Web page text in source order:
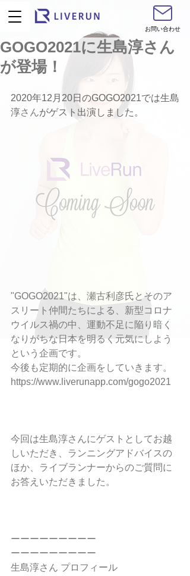
お問い合わせ
GOGO2021に生島淳さん
が登場！
2020年12月20日のGOGO2021では生島
淳さんがゲスト出演しました。
"GOGO2021"は、瀬古利彦氏とそのア
スリート仲間たちによる、新型コロナ
ウイルス禍の中、運動不足に陥り暗く
なりがちな日本を明るく元気にしよう
という企画です。
今後も定期的に企画をしていきます。
https://www.liverunapp.com/gogo2021
今回は生島淳さんにゲストとしてお越
しいただき、ランニングアドバイスの
ほか、ライブランナーからのご質問に
お答えいただきました。
ーーーーーーーーー
ーーーーーーーーー
生島淳さん プロフィール